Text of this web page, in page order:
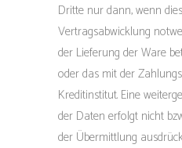
Dritte nur dann, wenn
Vertragsabwicklung
der Lieferung der Ware
oder das mit der
Kreditinstitut. Eine
der Daten erfolgt nicht
der Übermittlung